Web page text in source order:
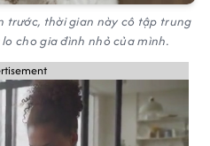
trước, thời gian này cô tập trung
cho gia đình nhỏ của mình.